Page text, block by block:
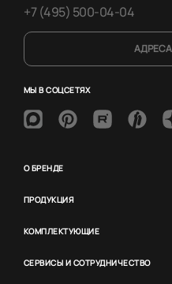
+7 (495) 500-04-04
МЫ В СОЦСЕТЯХ
О БРЕНДЕ
ПРОДУКЦИЯ
КОМПЛЕКТУЮЩИЕ
СЕРВИСЫ И СОТРУДНИЧЕСТВО